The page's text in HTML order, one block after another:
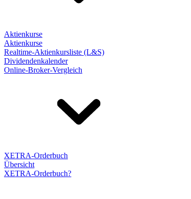
Aktienkurse
Aktienkurse
Realtime-Aktienkursliste (L&S)
Dividendenkalender
Online-Broker-Vergleich
XETRA-Orderbuch
Übersicht
XETRA-Orderbuch?